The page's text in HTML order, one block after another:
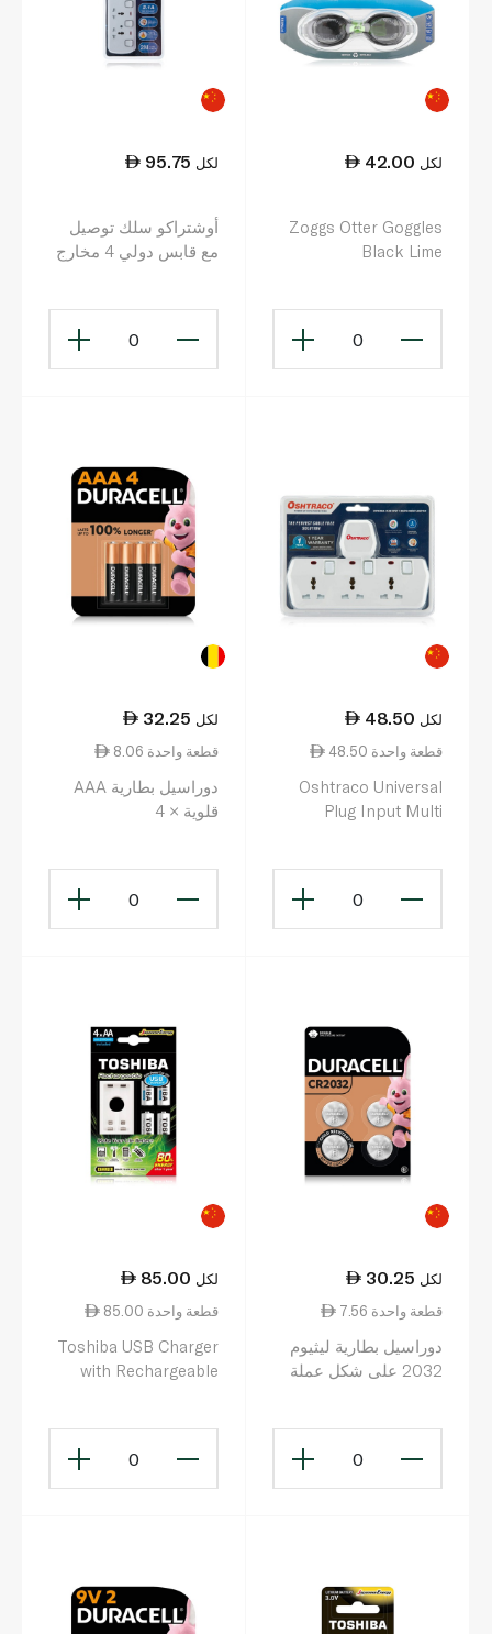
42.00 لكل
Zoggs Otter Goggles
Black Lime
0
95.75 لكل
أوشتراكو سلك توصيل
مع قابس دولي 4 مخارج
0
48.50 لكل
48.50 قطعة واحدة
Oshtraco Universal
Plug Input Multi
0
32.25 لكل
8.06 قطعة واحدة
دوراسيل بطارية AAA
قلوية × 4
0
30.25 لكل
7.56 قطعة واحدة
دوراسيل بطارية ليثيوم
2032 على شكل عملة
0
85.00 لكل
85.00 قطعة واحدة
Toshiba USB Charger
with Rechargeable
0